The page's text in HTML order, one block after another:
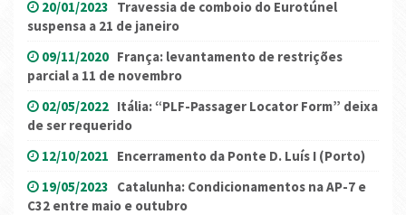
20/01/2023 Travessia de comboio do Eurotúnel
suspensa a 21 de janeiro
09/11/2020 França: levantamento de restrições
parcial a 11 de novembro
02/05/2022 Itália: “PLF-Passager Locator Form” deixa
de ser requerido
12/10/2021 Encerramento da Ponte D. Luís I (Porto)
19/05/2023 Catalunha: Condicionamentos na AP-7 e
C32 entre maio e outubro